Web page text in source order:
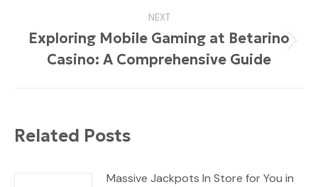
NEXT
Next
post:
Exploring Mobile Gaming at Betarino
Casino: A Comprehensive Guide
Related Posts
Massive Jackpots In Store for You in